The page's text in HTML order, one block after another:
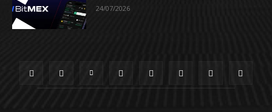
24/07/2026